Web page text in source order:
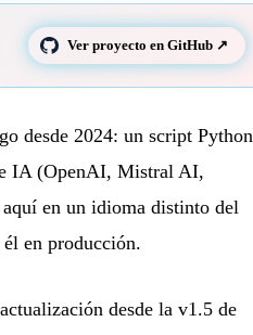
Ver proyecto en GitHub ↗
desde 2024: un script Python
IA (OpenAI, Mistral AI,
en un idioma distinto del
en producción.
desde la v1.5 de